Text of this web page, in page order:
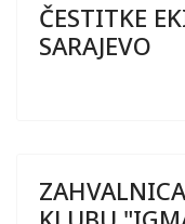
ČESTITKE
SARAJEVO